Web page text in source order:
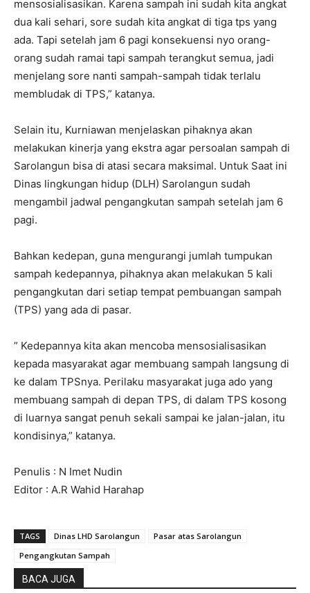
mensosialisasikan. Karena sampah ini sudah kita angkat
dua kali sehari, sore sudah kita angkat di tiga tps yang
ada. Tapi setelah jam 6 pagi konsekuensi nyo orang-
orang sudah ramai tapi sampah terangkut semua, jadi
menjelang sore nanti sampah-sampah tidak terlalu
membludak di TPS,” katanya.
Selain itu, Kurniawan menjelaskan pihaknya akan
melakukan kinerja yang ekstra agar persoalan sampah di
Sarolangun bisa di atasi secara maksimal. Untuk Saat ini
Dinas lingkungan hidup (DLH) Sarolangun sudah
mengambil jadwal pengangkutan sampah setelah jam 6
pagi.
Bahkan kedepan, guna mengurangi jumlah tumpukan
sampah kedepannya, pihaknya akan melakukan 5 kali
pengangkutan dari setiap tempat pembuangan sampah
(TPS) yang ada di pasar.
” Kedepannya kita akan mencoba mensosialisasikan
kepada masyarakat agar membuang sampah langsung di
ke dalam TPSnya. Perilaku masyarakat juga ado yang
membuang sampah di depan TPS, di dalam TPS kosong
di luarnya sangat penuh sekali sampai ke jalan-jalan, itu
kondisinya,” katanya.
Penulis : N Imet Nudin
Editor : A.R Wahid Harahap
TAGS Dinas LHD Sarolangun
Pasar atas Sarolangun
Pengangkutan Sampah
BACA JUGA